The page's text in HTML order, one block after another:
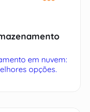
em nuvem:
opções.